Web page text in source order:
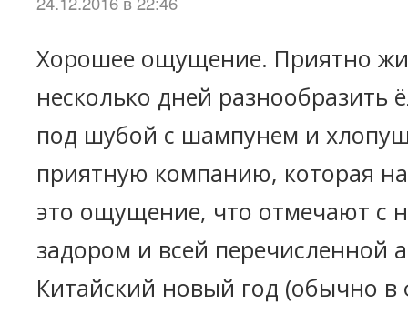
Хорошее ощущение. Приятно
несколько дней разнообразить
под шубой с шампунем и
приятную компанию, которая
это ощущение, что отмечают с
задором и всей перечисленной
Китайский новый год (обычно в